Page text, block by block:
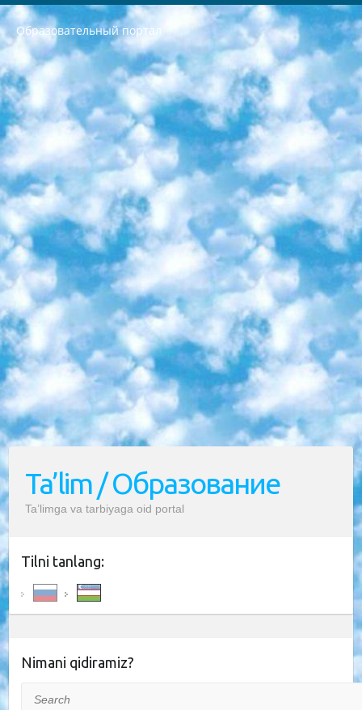
Образовательный портал
РЕСПУБЛИКА УЗБЕКИСТАН МИНИСТРЕРСТВО ДОШКОЛЬНОГО И ШКОЛЬНОГО ОБРАЗОВАНИЯ КОМАНДА в общеобразовательных учреждениях в 2023-2024 учебном году организация и проведение итоговой государственной аттестации обучающихся о Министра дошкольного и школьного образования Республики Узбекистан от 4 марта 2008 года (постановлением Минюста от 20 марта 2008 года № 1778 государственной регистрации) «Итоговое состояние учащихся общего среднего образования на основании положения об утверждении положения об аттестации общего среднего образования выпускной экзамен студентов в образовательных учреждениях в 2023-2024 учебном году В целях организации и прохождения аттестации приказываю: 1. Следующее: перечень предметов, по которым будет проводиться итоговая государственная аттестация и экзамен формы перевода согласно приложению 1; сертификаты международного образца, оценивающие уровень владения иностранными языками перечень согласно приложению 2; 2. Педагогический при специализированных образовательных учреждениях. научно-практический центр квалификации и международной оценки (Д.Давидова) 2024 г. До 25 марта: задания по предметам, по которым будет проводиться итоговая аттестация разработка и утверждение технических условий; итоговая аттестация на основании разработанного предметного задания разработка вопросов по предметам (устно и письменно), экзамен передача; общеобразовательные средние школы и специальные учебные заведения учащиеся выпускных классов школ и интернатов в агентской системе подготовка базы данных экзаменационных материалов и критериев оценки; перевод базы экзаменационных материалов на все языки обучения подать в Республиканский образовательный центр для изготовления; варианты экзаменов на основе разработанных контрольных материалов пусть будут поставлены задачи формирования. 3. Республиканский образовательный центр (Ш.Худайкулов) до 5 апреля 2024 года. до: база данных предоставленных экзаменационных материалов на все языки обучения перевод и экспертиза; для слепых, слабовидящих, глухих, слабослышащих и умственно отсталых детей учащиеся выпускных классов специализированных школ и школ-интернатов база данных экзаменационных материалов на всех преподаваемых языках подготовка критериев оценки; специализированные школы для умственно отсталых детей и технологии для учащихся выпускных классов школ-интернатов разработка соответствующих рекомендаций и критериев проведения ЕГЭ по естествознанию давать задания. 4. Педагогический при специализированных образовательных учреждениях. Научно-практический центр навыков и международной оценки (Д.Давидова), Республика образовательный центр (Худайкулов Ш.) итоговый государственный аттестационный экзамен ориентирован на творческое и логическое мышление при подготовке базы материалов учитывать введение заданий. 5. Следует отметить, что: сертификат государственного образца о знании общеобразовательного предмета и как минимум национальный уровень B1 по предметам на иностранных языках, указанным в Приложении 2. или международно признанный сертификат эквивалентного уровня студенты, изучающие определенный предмет, освобождаются от экзамена; по соответствующим предметам запланирована итоговая государственная аттестация за день до дня, путем жеребьевки Рабочей группой (в письменной форме по предметам, проводимым в форме) из числа сформированных вариантов выбрано 2 варианта; 2 выбранных варианта экзамена анонсированы на официальном сайте министерства и все выпускники по всей стране на основе этих вариантов проводит итоговую государственную аттестацию. 6. Государственное образование учащихся средних общеобразовательных учреждений. знания в соответствии с квалификационными требованиями, которые необходимо приобрести на основании стандартов итоговый (выпускной) контроль для 9 и 11 классов в целях тестирования Экзамены (далее – экзамены) состоят из предметов, перечисленных в приложении 1. будет сделано. 7. Экзамены пройдут с 26 мая по 15 июня 2024 г. (кроме науки физического воспитания). 8. Физическая для учащихся 9 классов общесредних образовательных учреждений. Экзамены по предмету «Образование, квалификация медицина» 1-6 мая 2024 года. сотрудники перевести под присмотр (с отклонениями в физическом или умственном развитии) специализированная школа для детей, школы-интернаты и со сколиозом школы-интернаты санаторного типа для больных детей исключены). 9. Он был слепым, слабовидящим и имел нарушения опорно-двигательного аппарата. экзамены в специализированных школах и интернатах для детей должны проводиться исходя из требований, предъявляемых к общеобразовательным учреждениям (физкультура кроме науки). 10. Специализированная школа для глухих и слабослышащих детей. и экзамены в интернатах и быть реализован в виде письменного теста по математике. 11. Специальность для умственно отсталых детей. Для 9 класса Родной язык и литературное письмо Государственный язык (язык обучения – узбекский). для неклассов) написано Математическое письмо Письменная/устная история Узбекистана Физическое воспитание практично Итоговый контроль Для 11 класса Написание родного языка и литературы (эссе) Математическое письмо Узбекский язык (обучение на узбекском языке) не посещающее общее среднее образование для учреждений)/Образовательное учреждение выбор письменный и устный Иностранный язык письменный/устный Письменная/устная история Узбекистана *По выбору студента:  Химия  Физика  Основы государственного права  География 10 бесплатных образовательных ресурсов - Мы составили подборку онлайн-проектов с интерактивными упражнениями, видеолекциями и статьями. Они помогут вам обрести новые и освежить старые знания бесплатно. 1. «ИНТУИТ» Старейшая образовательная площадка Рунета. Здесь вы найдёте сотни текстовых и видеокурсов на десятки различных тем — от программирования до психологии. Многие курсы подготовлены российскими университетами и крупными международными компаниями вроде Intel и Microsoft. Самостоятельное обучение бесплатное, но желающие могут оплатить услуги персональных наставников. 2. «Смартия» знакомит с актуальными профессиями и подсказывает, как им обучаться. Выбрав заинтересовавшую вас специальность — SMM-специалист, фотограф, веб-дизайнер или другую, — увидите список необходимых для неё умений. Чтобы вы могли освоить их самостоятельно, для каждого умения площадка отображает подборку ссылок на учебные материалы. Хотя «Смартия» ориентируется на русскоязычную аудиторию, часть контента всё же доступна только на английском. 3. «Лекторий Физтеха» Проект Московского физико-технического института (Физтеха). С его помощью вы можете смотреть онлайн серии лекций, записанные на видео в этом вузе. В числе доступных предметов — физика, биология, химия, информационные технологии и другие. К некоторым лекциям администрация ресурса прилагает готовые конспекты, которые можно скачивать в PDF-формате. 4. ITMOcourses Онлайн-площадка Санкт-Петербургского национального исследовательского университета информационных технологий, механики и оптики (ИТМО). Ресурс предоставляет свободный доступ к курсам, разработанным в этом вузе. Каталог материалов разбит на четыре категории: «Оптические системы и технологии», «Приборостроение и робототехника», «Информационные технологии» и «Биотехнологии». Курсы состоят из видеолекций, интерактивных демонстраций и заданий. 5. «КиберЛенинка» Электронная научная библиотека открытого доступа. Каталог площадки регулярно обрастает текстами статей из различных научных изданий. Сгруппированные по журналам и рубрикам публикации можно читать онлайн или скачивать целиком в PDF-формате. Проект нацелен на популяризацию науки за счёт открытого доступа к качественной информации. 6. «ПостНаука» На этом ресурсе публикуют подборки видеолекций, составленные экспертами из разных отраслей и объединённые общими темами. Среди них, к примеру, есть серии «Биоинформатика и геномика», «Культура средневековой Скандинавии» и Cinema Studies о теории кино. Каждая подборка лекций — логически связанная история, рассказанная экспертом от первого лица. Кроме того, на сайте появляются научно-образовательные статьи и тесты на разные темы. 7. «Newочём» Команда проекта «Newочём» отбирает самые интересные тексты из англоязычных СМИ и переводит те из них, за которые голосуют участники сообщества «ВКонтакте». По большей части это научно-популярные статьи. Редакторы придумывают лишь заголовки, в остальном содержание переводов соответствует оригиналам. Полные тексты можно читать прямо в социальной сети. 8. InternetUrok Онлайн-база материалов по основным дисциплинам школьной программы. Информация на сайте структурирована по классам, предметам и темам (урокам). Каждый урок состоит из видеолекций и конспектов. Есть также интерактивные тренажёры и тесты для закрепления пройденного материала. Даже если вы давно окончили школу, возможность повторить программу старших классов всегда может пригодиться. 9. Edutainme Ещё один ресурс об образовании. В отличие от Newtonew, как мне кажется, Edutainme больше ориентируется на представителей индустрии: педагогов, предпринимателей, разработчиков образовательных проектов. Но и любой, кто просто стремится к саморазвитию, найдёт на сайте много полезного и интересного для себя. Например, информацию о новых курсах и образовательных сервисах. 10. Newtonew Онлайн-медиа об образовании и обучении в широком смысле. Авторы Newtonew пишут об инструментах, заведениях, тактиках и стратегиях, которые помогают учить других и получать новые знания самостоятельно. На этой площадке вы найдёте новости, обзоры, аналитические мат
Ta’lim / Образование
Ta’limga va tarbiyaga oid portal
Tilni tanlang:
Nimani qidiramiz?